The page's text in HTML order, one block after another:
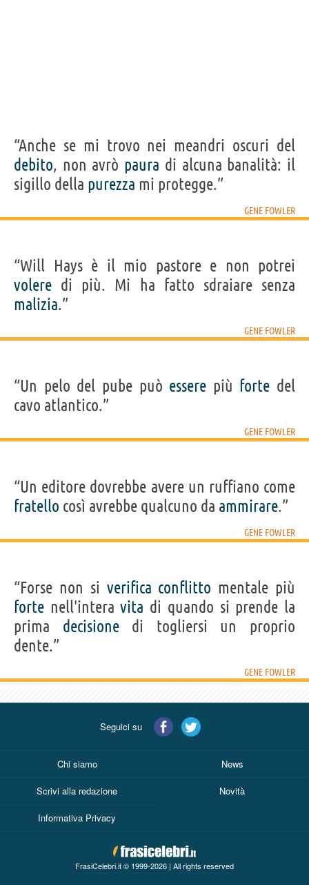
“Anche se mi trovo nei meandri oscuri del
debito, non avrò paura di alcuna banalità: il
sigillo della purezza mi protegge.”
GENE FOWLER
“Will Hays è il mio pastore e non potrei
volere di più. Mi ha fatto sdraiare senza
malizia.”
GENE FOWLER
“Un pelo del pube può essere più forte del
cavo atlantico.”
GENE FOWLER
“Un editore dovrebbe avere un ruffiano come
fratello così avrebbe qualcuno da ammirare.”
GENE FOWLER
“Forse non si verifica conflitto mentale più
forte nell'interavita di quando si prende la
prima decisionedi togliersi un proprio
dente.”
GENE FOWLER
Seguici su
Chi siamo News
Scrivi alla redazione Novità
Informativa Privacy
FrasiCelebri.it © 1999-2026 | All rights reserved